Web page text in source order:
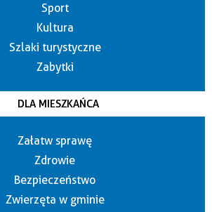
Sport
Kultura
Szlaki turystyczne
Zabytki
DLA MIESZKAŃCA
Załatw sprawę
Zdrowie
Bezpieczeństwo
Zwierzęta w gminie